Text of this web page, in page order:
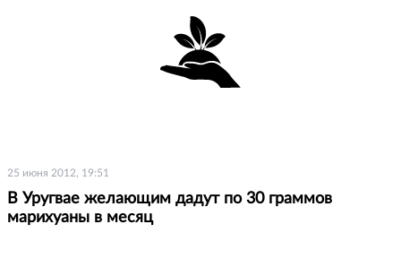
25 июня 2012, 19:51
В Уругвае желающим дадут по 30 граммов
марихуаны в месяц